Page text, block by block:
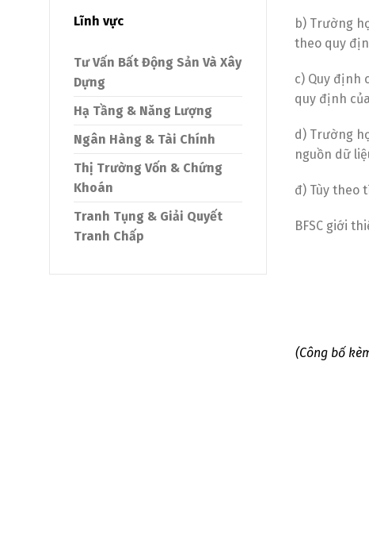
b) Trường
theo quy
c) Quy định
quy định
d) Trường
nguồn dữ
đ) Tùy theo
BFSC giới
(Công bố
Lĩnh vực
Tư Vấn Bất Động Sản Và Xây
Dựng
Hạ Tầng & Năng Lượng
Ngân Hàng & Tài Chính
Thị Trường Vốn & Chứng
Khoán
Tranh Tụng & Giải Quyết
Tranh Chấp